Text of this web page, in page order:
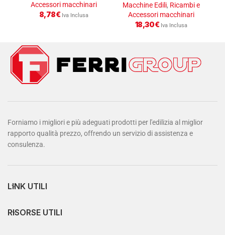
Accessori macchinari
8,78€ Iva Inclusa
Macchine Edili, Ricambi e
Accessori macchinari
18,30€ Iva Inclusa
Forniamo i migliori e più adeguati prodotti per l'edilizia al miglior
rapporto qualità prezzo, offrendo un servizio di assistenza e
consulenza.
LINK UTILI
RISORSE UTILI